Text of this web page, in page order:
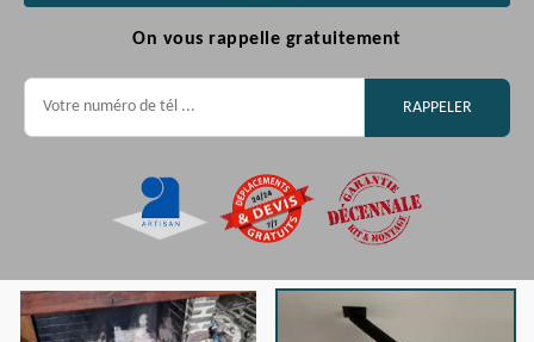
On vous rappelle gratuitement